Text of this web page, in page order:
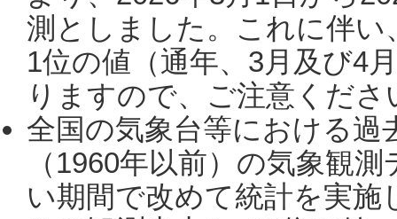
測としました。これに伴い
1位の値（通年、3月及び4
りますので、ご注意くだ
全国の気象台等における過
（1960年以前）の気象観
い期間で改めて統計を実